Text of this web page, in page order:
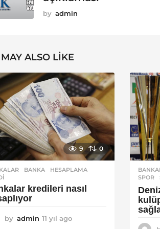
by admin
ALSO LIKE
9 0
BANKA ,HESAPLAMA
kredileri nasıl
by admin 11 yıl ago
SPOR